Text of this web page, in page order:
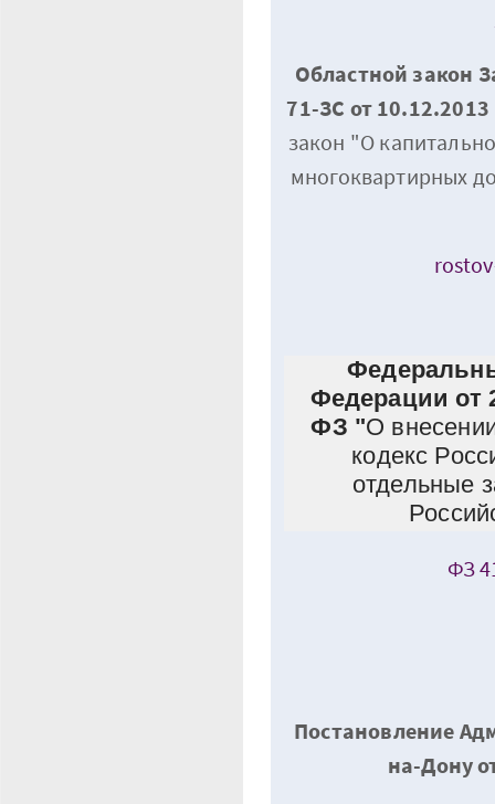
Областной закон
71-ЗС от 10.12.2013
закон "О
многоквартирных
Федерации от
ФЗ "О
кодекс
отдельные
ФЗ
Постановление
на-Дону